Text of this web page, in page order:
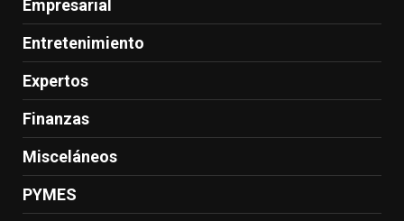
Empresarial
Entretenimiento
Expertos
Finanzas
Misceláneos
PYMES